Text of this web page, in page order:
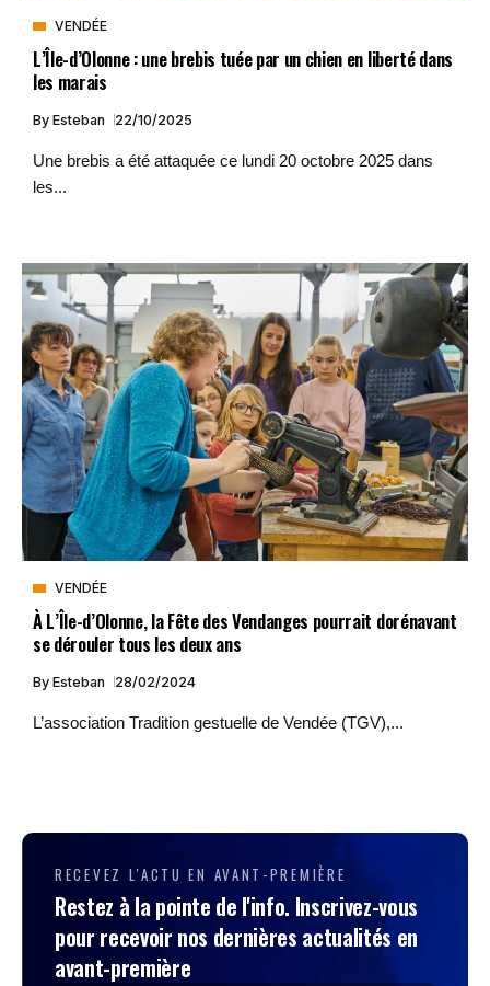
VENDÉE
L’Île-d’Olonne : une brebis tuée par un chien en liberté dans
les marais
By Esteban 22/10/2025
Une brebis a été attaquée ce lundi 20 octobre 2025 dans
les...
VENDÉE
À L’Île-d’Olonne, la Fête des Vendanges pourrait dorénavant
se dérouler tous les deux ans
By Esteban 28/02/2024
L’association Tradition gestuelle de Vendée (TGV),...
RECEVEZ L'ACTU EN AVANT-PREMIÈRE
Restez à la pointe de l'info. Inscrivez-vous
pour recevoir nos dernières actualités en
avant-première